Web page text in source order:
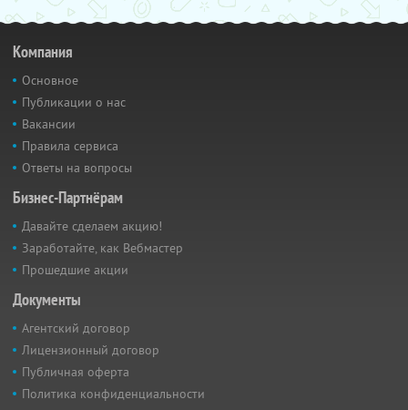
Компания
Основное
Публикации о нас
Вакансии
Правила сервиса
Ответы на вопросы
Бизнес-Партнёрам
Давайте сделаем акцию!
Заработайте, как Вебмастер
Прошедшие акции
Документы
Агентский договор
Лицензионный договор
Публичная оферта
Политика конфиденциальности